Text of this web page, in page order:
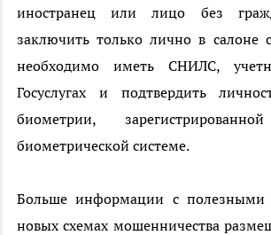
иностранец или лицо без
заключить только лично в салоне
необходимо иметь СНИЛС,
Госуслугах и подтвердить
биометрии,
биометрической системе.
Больше информации с полезными
новых схемах мошенничества